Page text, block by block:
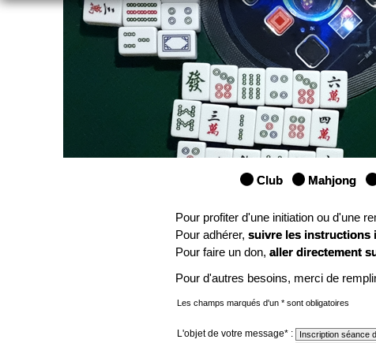
Club Mahjong
Pour profiter d'une initiation ou d'une
Pour adhérer, suivre les instructions
Pour faire un don, aller directement
Pour d'autres besoins, merci de
Les champs marqués d'un * sont obligatoires
L'objet de votre message* :